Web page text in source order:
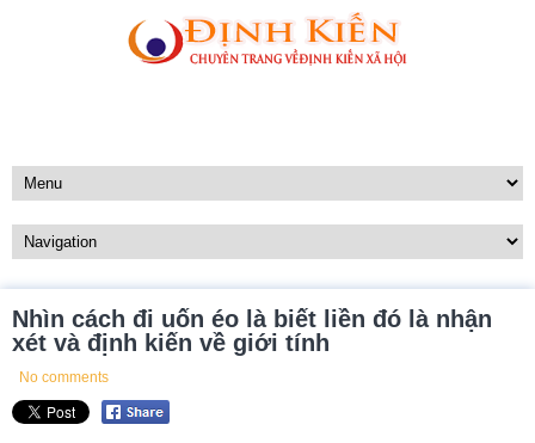
Nhìn cách đi uốn éo là biết liền đó là nhận
xét và định kiến về giới tính
No comments